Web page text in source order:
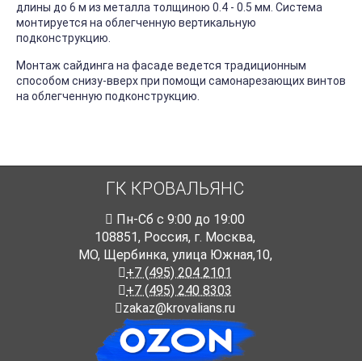
длины до 6 м из металла толщиною 0.4 - 0.5 мм. Система
монтируется на облегченную вертикальную
подконструкцию.
Монтаж сайдинга на фасаде ведется традиционным
способом снизу-вверх при помощи самонарезающих винтов
на облегченную подконструкцию.
ГК КРОВАЛЬЯНС
Пн-Cб с 9:00 до 19:00
108851, Россия, г. Москва,
МО, Щербинка, улица Южная,10,
+7 (495) 204 2101
+7 (495) 240 8303
zakaz@krovalians.ru